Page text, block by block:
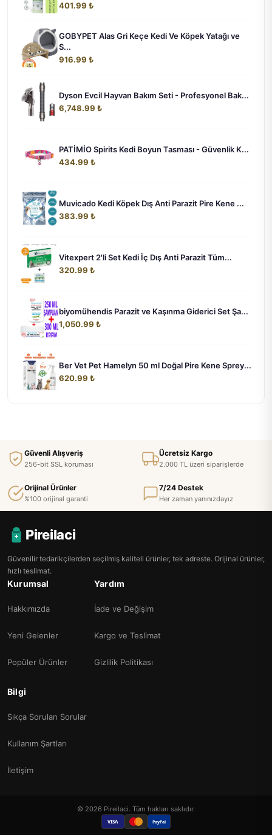
401.99 ₺
GOBYPET Alas Gri Keçe Kedi Ve Köpek Yatağı ve
S...
916.99 ₺
Dyson Evcil Hayvan Bakım Seti - Profesyonel Bak...
6,748.99 ₺
PATİMİO Spirits Kedi Boyun Tasması - Güvenlik K...
434.99 ₺
Muvicado Kedi Köpek Dış Anti Parazit Pire Kene ...
383.99 ₺
Vitexpert 2'li Set Kedi İç Dış Anti Parazit Tüm...
320.99 ₺
biyomühendis Parazit ve Kaşınma Giderici Set Şa...
1,050.99 ₺
Ber Vet Pet Hamelyn 50 ml Doğal Pire Kene Sprey...
620.99 ₺
Güvenli Alışveriş
256-bit SSL koruması
Ücretsiz Kargo
2.000 TL üzeri siparişlerde
Orijinal Ürünler
%100 orijinal garanti
7/24 Destek
Her zaman yanınızdayız
Pireilaci
Güvenilir tedarikçilerden seçilmiş kaliteli ürünler, tek adreste. Orijinal ürünler,
hızlı teslimat.
Kurumsal
Hakkımızda
Yeni Gelenler
Popüler Ürünler
Yardım
İade ve Değişim
Kargo ve Teslimat
Gizlilik Politikası
Bilgi
Sıkça Sorulan Sorular
Kullanım Şartları
İletişim
© 2026 Pireilaci. Tüm hakları saklıdır.
VISA PayPal